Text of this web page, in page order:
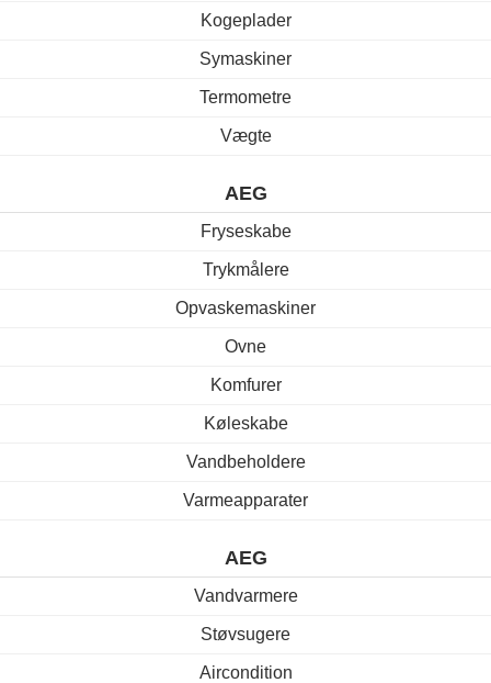
Kogeplader
Symaskiner
Termometre
Vægte
AEG
Fryseskabe
Trykmålere
Opvaskemaskiner
Ovne
Komfurer
Køleskabe
Vandbeholdere
Varmeapparater
AEG
Vandvarmere
Støvsugere
Aircondition